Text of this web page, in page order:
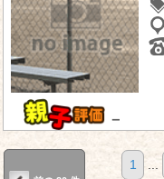
－
1 ...